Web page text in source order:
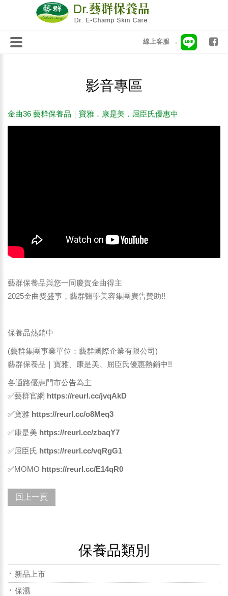
影音專區
金曲36 藝群保養品｜寶雅．康是美．屈臣氏優惠中
藝群保養品與您一同慶賀金曲得主
2025金曲獎盛事，藝群醫學美容集團廣告贊助!!
保養品熱銷中
(藝群集團事業單位：藝群國際企業有限公司)
藝群保養品｜寶雅、康是美、屈臣氏優惠熱銷中!!
各通路優惠門市公告為主
✅藝群官網 https://reurl.cc/jvqAkD
✅寶雅 https://reurl.cc/o8Meq3
✅康是美 https://reurl.cc/zbaqY7
✅屈臣氏 https://reurl.cc/vqRgG1
✅MOMO https://reurl.cc/E14qR0
回上一頁
保養品類別
新品上市
保濕
線上客服 →